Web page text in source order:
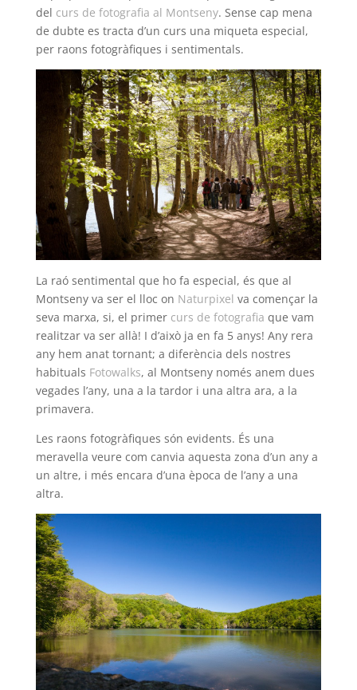
del curs de fotografia al Montseny. Sense cap mena
de dubte es tracta d’un curs una miqueta especial,
per raons fotogràfiques i sentimentals.
La raó sentimental que ho fa especial, és que al
Montseny va ser el lloc on Naturpixel va començar la
seva marxa, si, el primer curs de fotografia que vam
realitzar va ser allà! I d’això ja en fa 5 anys! Any rera
any hem anat tornant; a diferència dels nostres
habituals Fotowalks, al Montseny només anem dues
vegades l’any, una a la tardor i una altra ara, a la
primavera.
Les raons fotogràfiques són evidents. És una
meravella veure com canvia aquesta zona d’un any a
un altre, i més encara d’una època de l’any a una
altra.